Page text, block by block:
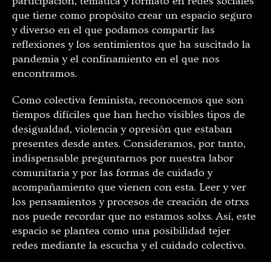
que tiene como propósito crear un espacio seguro
y diverso en el que podamos compartir las
reflexiones y los sentimientos que ha suscitado la
pandemia y el confinamiento en el que nos
encontramos.
Como colectiva feminista, reconocemos que son
tiempos difíciles que han hecho visibles tipos de
desigualdad, violencia y opresión que estaban
presentes desde antes. Consideramos, por tanto,
indispensable preguntarnos por nuestra labor
comunitaria y por las formas de cuidado y
acompañamiento que vienen con esta. Leer y ver
los pensamientos y procesos de creación de otrxs
nos puede recordar que no estamos solxs. Así, este
espacio se plantea como una posibilidad tejer
redes mediante la escucha y el cuidado colectivo.